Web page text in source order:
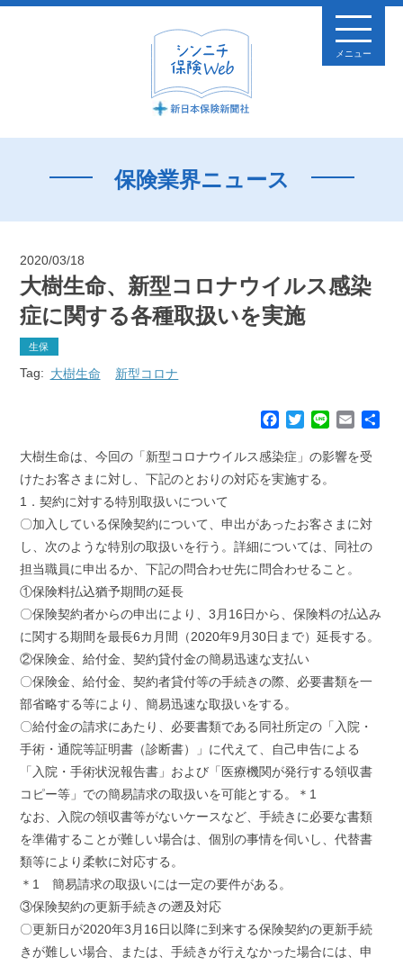
メニュー
保険業界ニュース
2020/03/18
大樹生命、新型コロナウイルス感染
症に関する各種取扱いを実施
生保
Tag: 大樹生命 新型コロナ
c
e
o
k
T
t
r
n
E
a
大樹生命は、今回の「新型コロナウイルス感染症」の影響を受
けたお客さまに対し、下記のとおりの対応を実施する。
1．契約に対する特別取扱いについて
〇加入している保険契約について、申出があったお客さまに対
し、次のような特別の取扱いを行う。詳細については、同社の
担当職員に申出るか、下記の問合わせ先に問合わせること。
①保険料払込猶予期間の延長
〇保険契約者からの申出により、3月16日から、保険料の払込み
に関する期間を最長6カ月間（2020年9月30日まで）延長する。
②保険金、給付金、契約貸付金の簡易迅速な支払い
〇保険金、給付金、契約者貸付等の手続きの際、必要書類を一
部省略する等により、簡易迅速な取扱いをする。
〇給付金の請求にあたり、必要書類である同社所定の「入院・
手術・通院等証明書（診断書）」に代えて、自己申告による
「入院・手術状況報告書」および「医療機関が発行する領収書
コピー等」での簡易請求の取扱いを可能とする。＊1
なお、入院の領収書等がないケースなど、手続きに必要な書類
を準備することが難しい場合は、個別の事情を伺いし、代替書
類等により柔軟に対応する。
＊1 簡易請求の取扱いには一定の要件がある。
③保険契約の更新手続きの遡及対応
〇更新日が2020年3月16日以降に到来する保険契約の更新手続
きが難しい場合、または、手続きが行えなかった場合には、申